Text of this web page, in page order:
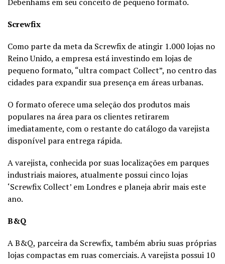
Screwfix
Como parte da meta da Screwfix de atingir 1.000 lojas no
Reino Unido, a empresa está investindo em lojas de
pequeno formato, “ultra compact Collect”, no centro das
cidades para expandir sua presença em áreas urbanas.
O formato oferece uma seleção dos produtos mais
populares na área para os clientes retirarem
imediatamente, com o restante do catálogo da varejista
disponível para entrega rápida.
A varejista, conhecida por suas localizações em parques
industriais maiores, atualmente possui cinco lojas
‘Screwfix Collect’ em Londres e planeja abrir mais este
ano.
B&Q
A B&Q, parceira da Screwfix, também abriu suas próprias
lojas compactas em ruas comerciais. A varejista possui 10